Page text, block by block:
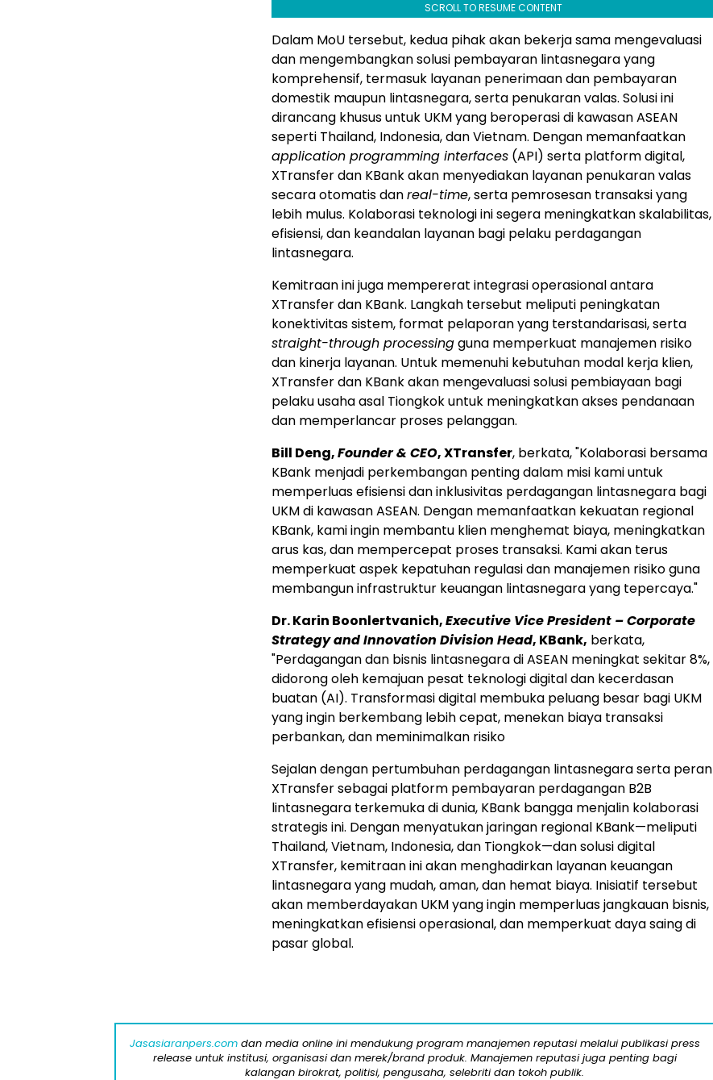
SCROLL TO RESUME CONTENT
Dalam MoU tersebut, kedua pihak akan bekerja sama mengevaluasi
dan mengembangkan solusi pembayaran lintasnegara yang
komprehensif, termasuk layanan penerimaan dan pembayaran
domestik maupun lintasnegara, serta penukaran valas. Solusiini
dirancang khusus untuk UKM yang beroperasi di kawasan ASEAN
seperti Thailand, Indonesia, danVietnam. Dengan memanfaatkan
application programming interfaces (API) serta platform digital,
XTransfer dan KBank akan menyediakan layanan penukaran valas
secara otomatis danreal-time, serta pemrosesan transaksi yang
lebih mulus. Kolaborasi teknologi ini segera meningkatkan skalabilitas,
efisiensi, dan keandalan layanan bagi pelaku perdagangan
lintasnegara.
Kemitraan ini juga mempererat integrasi operasional antara
XTransfer dan KBank. Langkah tersebut meliputi peningkatan
konektivitas sistem, format pelaporan yang terstandarisasi, serta
straight-through processingguna memperkuat manajemen risiko
dan kinerja layanan. Untuk memenuhi kebutuhan modal kerja klien,
XTransfer dan KBank akan mengevaluasi solusi pembiayaan bagi
pelaku usaha asal Tiongkok untuk meningkatkan akses pendanaan
dan memperlancar proses pelanggan.
Bill Deng,Founder & CEO, XTransfer, berkata, "Kolaborasi bersama
KBank menjadi perkembangan penting dalam misi kami untuk
memperluas efisiensi dan inklusivitas perdagangan lintasnegara bagi
UKM di kawasan ASEAN. Dengan memanfaatkan kekuatan regional
KBank, kami ingin membantu klien menghemat biaya, meningkatkan
arus kas, dan mempercepat proses transaksi. Kami akan terus
memperkuat aspek kepatuhan regulasi dan manajemen risiko guna
membangun infrastruktur keuangan lintasnegara yang tepercaya."
Dr. Karin Boonlertvanich,Executive Vice President – Corporate
Strategy and Innovation Division Head, KBank, berkata,
"Perdagangan dan bisnis lintasnegara di ASEAN meningkat sekitar 8%,
didorong oleh kemajuan pesat teknologi digital dan kecerdasan
buatan (AI). Transformasi digital membuka peluang besar bagi UKM
yang ingin berkembang lebih cepat, menekan biaya transaksi
perbankan, dan meminimalkan risiko
Sejalan dengan pertumbuhan perdagangan lintasnegara serta peran
XTransfer sebagai platform pembayaran perdagangan B2B
lintasnegara terkemuka di dunia, KBank bangga menjalin kolaborasi
strategis ini. Dengan menyatukan jaringan regional KBank—meliputi
Thailand,Vietnam, Indonesia, dan Tiongkok—dan solusi digital
XTransfer, kemitraan ini akan menghadirkan layanan keuangan
lintasnegara yang mudah, aman, dan hemat biaya. Inisiatif tersebut
akan memberdayakan UKM yang ingin memperluas jangkauan bisnis,
meningkatkan efisiensi operasional, dan memperkuat daya saing di
pasar global.
Jasasiaranpers.comdan media online ini mendukung program manajemen reputasi melalui publikasi press
release untuk institusi, organisasi dan merek/brand produk. Manajemen reputasi juga penting bagi
kalangan birokrat, politisi, pengusaha, selebriti dan tokoh publik.